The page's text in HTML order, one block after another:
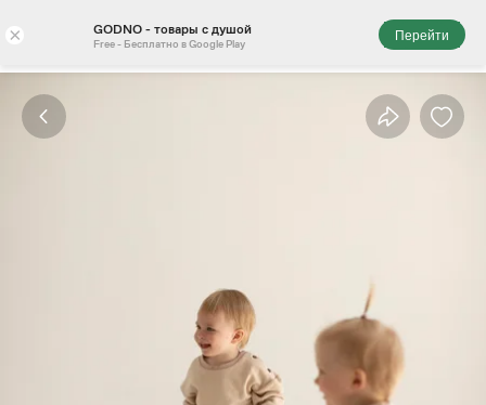
× GODNO - товары с душой
Free - Бесплатно в Google Play
Перейти